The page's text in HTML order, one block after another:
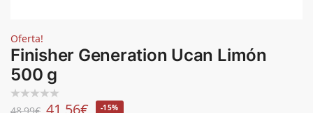
Oferta!
Finisher Generation Ucan Limón
500 g
48,99€ 41,56€ -15%